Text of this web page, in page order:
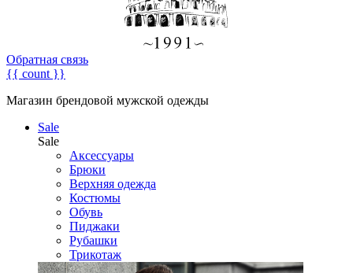
Обратная связь
{{ count }}
Магазин брендовой мужской одежды
Sale
Sale
Аксессуары
Брюки
Верхняя одежда
Костюмы
Обувь
Пиджаки
Рубашки
Трикотаж